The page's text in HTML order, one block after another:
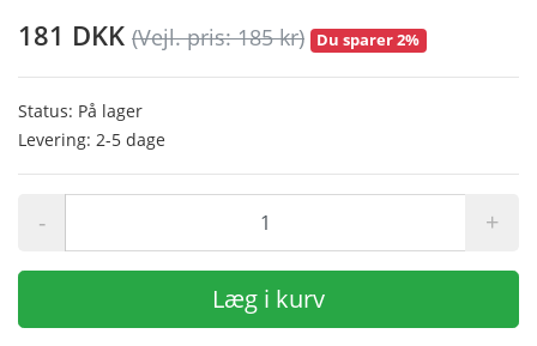
181 DKK (Vejl. pris: 185 kr) Du sparer 2%
Status: På lager
Levering: 2-5 dage
- +
Læg i kurv